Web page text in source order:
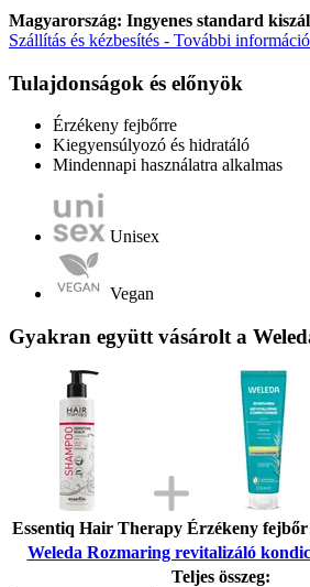
Magyarország: Ingyenes standard
Szállítás és kézbesítés - További
Tulajdonságok és előnyök
Érzékeny fejbőrre
Kiegyensúlyozó és hidratáló
Mindennapi használatra alkalmas
Unisex
Vegan
Gyakran együtt vásárolt a
Essentiq Hair Therapy Érzékeny fejbőr
Weleda Rozmaring revitalizáló
Teljes összeg: